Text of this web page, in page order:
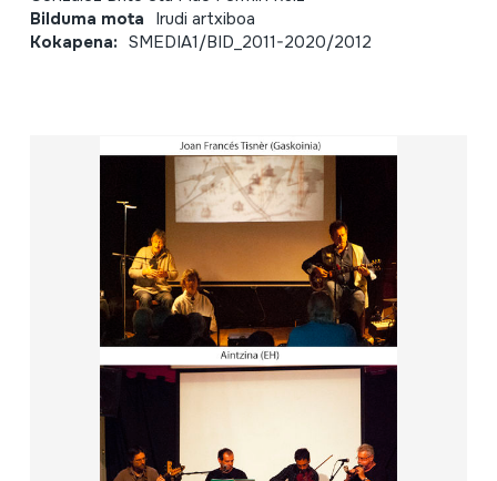
Bilduma mota Irudi artxiboa
Kokapena: SMEDIA1/BID_2011-2020/2012